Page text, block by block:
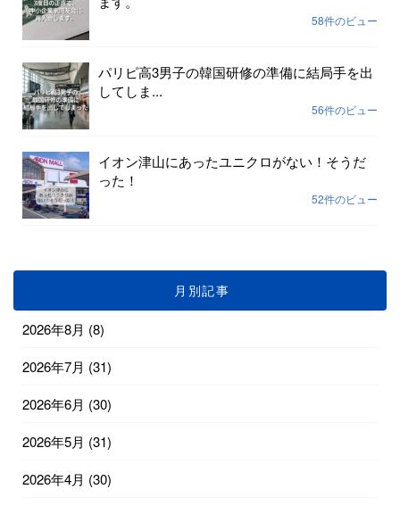
58件のビュー
パリピ高3男子の韓国研修の準備に結局手を出
してしま...
56件のビュー
イオン津山にあったユニクロがない！そうだ
った！
52件のビュー
月別記事
2026年8月 (8)
2026年7月 (31)
2026年6月 (30)
2026年5月 (31)
2026年4月 (30)